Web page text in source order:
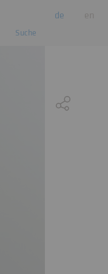
de en
Suche